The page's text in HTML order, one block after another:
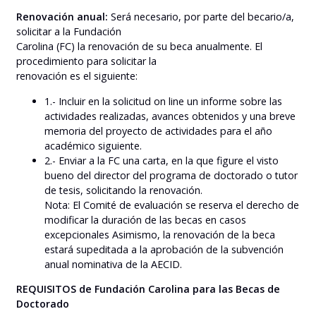
Renovación anual: Será necesario, por parte del becario/a,
solicitar a la Fundación
Carolina (FC) la renovación de su beca anualmente. El
procedimiento para solicitar la
renovación es el siguiente:
1.- Incluir en la solicitud on line un informe sobre las
actividades realizadas, avances obtenidos y una breve
memoria del proyecto de actividades para el año
académico siguiente.
2.- Enviar a la FC una carta, en la que figure el visto
bueno del director del programa de doctorado o tutor
de tesis, solicitando la renovación.
Nota: El Comité de evaluación se reserva el derecho de
modificar la duración de las becas en casos
excepcionales Asimismo, la renovación de la beca
estará supeditada a la aprobación de la subvención
anual nominativa de la AECID.
REQUISITOS de Fundación Carolina para las Becas de
Doctorado